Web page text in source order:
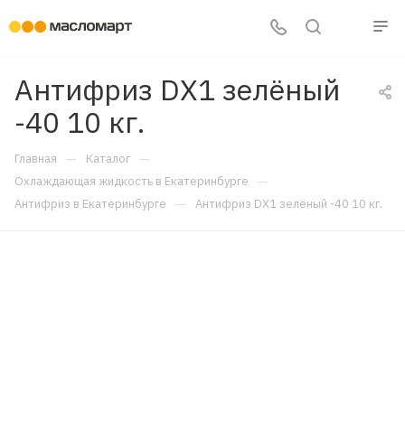
Антифриз DX1 зелёный
-40 10 кг.
Главная — Каталог —
Охлаждающая жидкость в Екатеринбурге —
Антифриз в Екатеринбурге — Антифриз DX1 зелёный -40 10 кг.